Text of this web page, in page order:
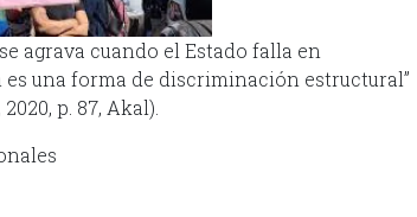
agrava cuando el Estado falla en
una forma de discriminación estructural”
p. 87, Akal).